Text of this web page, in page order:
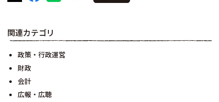
関連カテゴリ
政策・行政運営
財政
会計
広報・広聴